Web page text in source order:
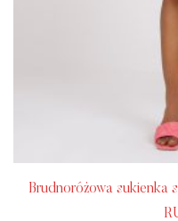
Brudnoróżowa sukienka